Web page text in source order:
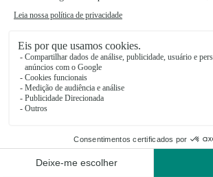
a partir de82€